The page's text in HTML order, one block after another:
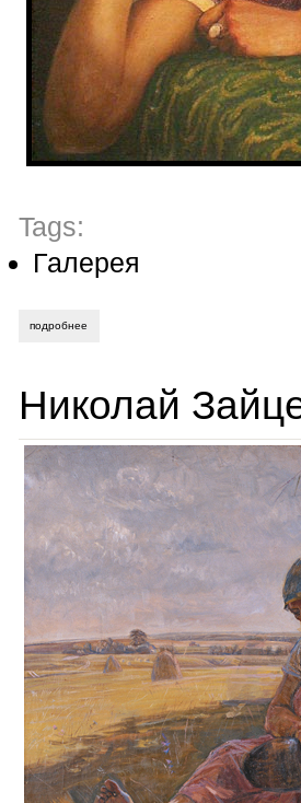
Tags:
Галерея
подробнее
Николай